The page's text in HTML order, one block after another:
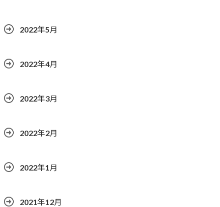
2022年5月
2022年4月
2022年3月
2022年2月
2022年1月
2021年12月